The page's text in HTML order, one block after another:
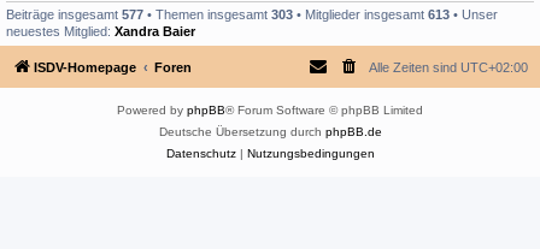
Beiträge insgesamt 577 • Themen insgesamt 303 • Mitglieder insgesamt 613 • Unser
neuestes Mitglied: Xandra Baier
ISDV-Homepage Foren Alle Zeiten sind UTC+02:00
Powered by phpBB® Forum Software © phpBB Limited
Deutsche Übersetzung durch phpBB.de
Datenschutz| Nutzungsbedingungen